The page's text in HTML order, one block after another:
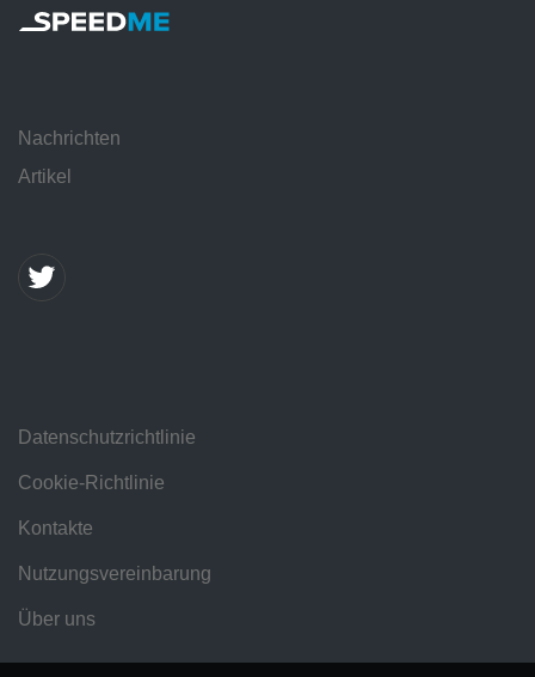
Nachrichten
Artikel
Datenschutzrichtlinie
Cookie-Richtlinie
Kontakte
Nutzungsvereinbarung
Über uns